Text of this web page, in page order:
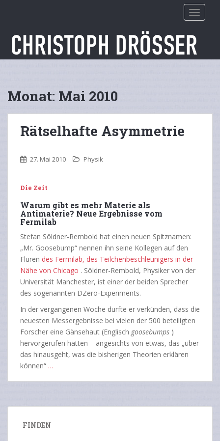
o
Monat: Mai 2010
Rätselhafte Asymmetrie
27. Mai 2010 Physik
Die Zeit
Warum gibt es mehr Materie als
Antimaterie? Neue Ergebnisse vom
Fermilab
Stefan Söldner-Rembold hat einen neuen Spitznamen:
„Mr. Goosebump“ nennen ihn seine Kollegen auf den
Fluren des Fermilab, des Teilchenbeschleunigers in der
Nähe von Chicago . Söldner-Rembold, Physiker von der
Universität Manchester, ist einer der beiden Sprecher
des sogenannten DZero-Experiments.
In der vergangenen Woche durfte er verkünden, dass die
neuesten Messergebnisse bei vielen der 500 beteiligten
Forscher eine Gänsehaut (Englisch goosebumps )
hervorgerufen hätten – angesichts von etwas, das „über
das hinausgeht, was die bisherigen Theorien erklären
können“ …
FINDEN